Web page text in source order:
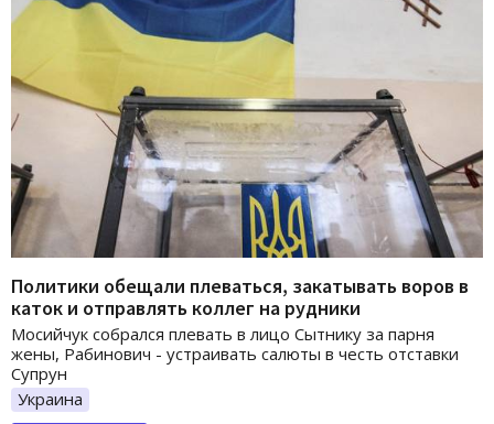
Политики обещали плеваться, закатывать воров в
каток и отправлять коллег на рудники
Мосийчук собрался плевать в лицо Сытнику за парня
жены, Рабинович - устраивать салюты в честь отставки
Супрун
Украина